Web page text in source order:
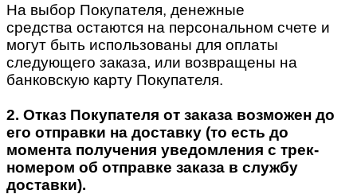
На выбор Покупателя, денежные
средства остаются на персональном счете и
могут быть использованы для оплаты
следующего заказа, или возвращены на
банковскую карту Покупателя.
2. Отказ Покупателя от заказа возможен до
его отправки на доставку (то есть до
момента получения уведомления с трек-
номером об отправке заказа в службу
доставки).